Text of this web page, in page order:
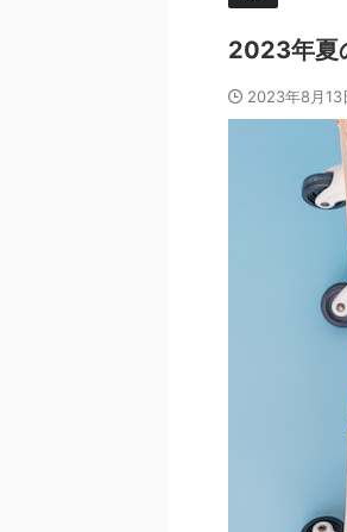
2023年夏
2023年8月13